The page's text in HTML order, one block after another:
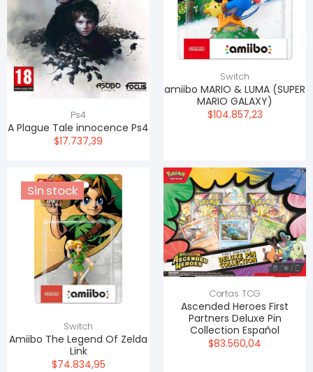
Ps4
A Plague Tale innocence Ps4
$17.737,39
Switch
amiibo MARIO & LUMA (SUPER
MARIO GALAXY)
$104.857,23
Sin stock
Switch
Amiibo The Legend Of Zelda
Link
$74.834,95
Cartas TCG
Ascended Heroes First
Partners Deluxe Pin
Collection Español
$83.560,04